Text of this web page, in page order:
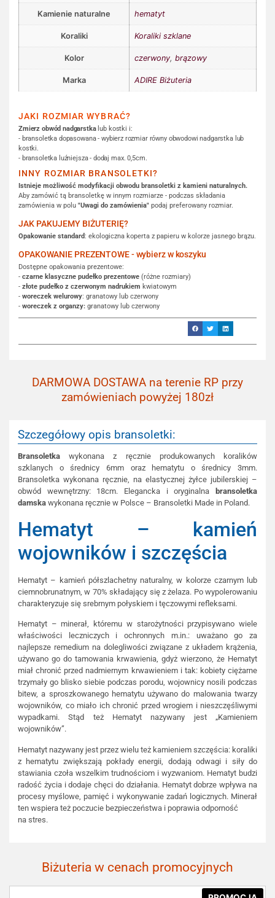
Kamienie naturalne hematyt
Koraliki Koraliki szklane
Kolor czerwony, brązowy
Marka ADIRE Biżuteria
JAKI ROZMIAR WYBRAĆ?
Zmierz obwód nadgarstkalub kostki i:
- bransoletka dopasowana - wybierz rozmiar równy obwodowi nadgarstka lub
kostki.
- bransoletka luźniejsza - dodaj max. 0,5cm.
INNY ROZMIAR BRANSOLETKI?
Istnieje możliwość modyfikacji obwodu bransoletki z kamieni naturalnych.
Aby zamówić tą bransoletkę w innym rozmiarze - podczas składania
zamówienia w polu "Uwagi do zamówienia" podaj preferowany rozmiar.
JAK PAKUJEMY BIŻUTERIĘ?
Opakowanie standard: ekologiczna koperta z papieru w kolorze jasnego brązu.
OPAKOWANIE PREZENTOWE - wybierz w koszyku
Dostępne opakowania prezentowe:
- czarne klasyczne pudełko prezentowe (różne rozmiary)
- złote pudełko z czerwonym nadrukiem kwiatowym
- woreczek welurowy: granatowy lub czerwony
- woreczek z organzy: granatowy lub czerwony
DARMOWA DOSTAWA na terenie RP przy
zamówieniach powyżej 180zł
Szczegółowy opis bransoletki:
Bransoletkawykonana z ręcznie produkowanych koralików
szklanych o średnicy 6mm oraz hematytu o średnicy 3mm.
Bransoletka wykonana ręcznie, na elastycznej żyłce jubilerskiej –
obwód wewnętrzny: 18cm. Elegancka i oryginalna
bransoletka
damska wykonana ręcznie w Polsce – Bransoletki Made in Poland.
Hematyt – kamień
wojowników i szczęścia
Hematyt – kamień półszlachetny naturalny, w kolorze czarnym lub
ciemnobrunatnym, w 70% składający się z żelaza. Po wypolerowaniu
charakteryzuje się srebrnym połyskiem i tęczowymi refleksami.
Hematyt – minerał, któremu w starożytności przypisywano wiele
właściwości leczniczych i ochronnych m.in.: uważano go za
najlepsze remedium na dolegliwości związane z układem krążenia,
używano go do tamowania krwawienia, gdyż wierzono, że Hematyt
miał chronić przed nadmiernym krwawieniem i tak: kobiety ciężarne
trzymały go blisko siebie podczas porodu, wojownicy nosili podczas
bitew, a sproszkowanego hematytu używano do malowania twarzy
wojowników, co miało ich chronić przed wrogiem i nieszczęśliwymi
wypadkami. Stąd też Hematyt nazywany jest „Kamieniem
wojowników”.
Hematyt nazywany jest przez wielu też kamieniem szczęścia: koraliki
z hematytu zwiększają pokłady energii, dodają odwagi i siły do
stawiania czoła wszelkim trudnościom i wyzwaniom. Hematyt budzi
radość życia i dodaje chęci do działania. Hematyt dobrze wpływa na
procesy myślowe, pamięć i wykonywanie zadań logicznych. Minerał
ten wspiera też poczucie bezpieczeństwa i poprawia odporność
na stres.
Biżuteria w cenach promocyjnych